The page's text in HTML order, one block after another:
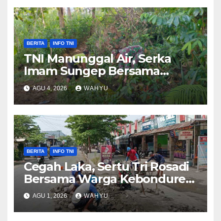
BERITA INFO TNI
TNI Manunggal Air, Serka
Imam Sungep Bersama
Warga Kedung Banteng
Gotong Royong Bersihkan
Irigasi
AGU 4, 2026 WAHYU
BERITA INFO TNI
Cegah Laka, Sertu Tri Rosadi
Bersama Warga Kebonduren
Gotong Royong Perbaiki
Jalan
AGU 1, 2026 WAHYU